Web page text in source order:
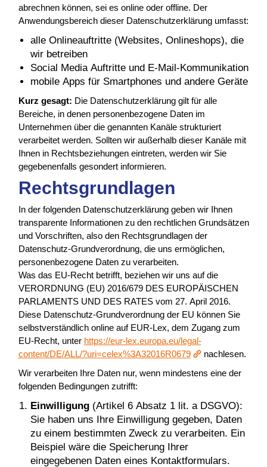
abrechnen können, sei es online oder offline. Der
Anwendungsbereich dieser Datenschutzerklärung umfasst:
alle Onlineauftritte (Websites, Onlineshops), die
wir betreiben
Social Media Auftritte und E-Mail-Kommunikation
mobile Apps für Smartphones und andere Geräte
Kurz gesagt: Die Datenschutzerklärung gilt für alle
Bereiche, in denen personenbezogene Daten im
Unternehmen über die genannten Kanäle strukturiert
verarbeitet werden. Sollten wir außerhalb dieser Kanäle mit
Ihnen in Rechtsbeziehungen eintreten, werden wir Sie
gegebenenfalls gesondert informieren.
Rechtsgrundlagen
In der folgenden Datenschutzerklärung geben wir Ihnen
transparente Informationen zu den rechtlichen Grundsätzen
und Vorschriften, also den Rechtsgrundlagen der
Datenschutz-Grundverordnung, die uns ermöglichen,
personenbezogene Daten zu verarbeiten.
Was das EU-Recht betrifft, beziehen wir uns auf die
VERORDNUNG (EU) 2016/679 DES EUROPÄISCHEN
PARLAMENTS UND DES RATES vom 27. April 2016.
Diese Datenschutz-Grundverordnung der EU können Sie
selbstverständlich online auf EUR-Lex, dem Zugang zum
EU-Recht, unter https://eur-lex.europa.eu/legal-
content/DE/ALL/?uri=celex%3A32016R0679
nachlesen.
Wir verarbeiten Ihre Daten nur, wenn mindestens eine der
folgenden Bedingungen zutrifft:
Einwilligung(Artikel 6 Absatz 1 lit. a DSGVO):
Sie haben uns Ihre Einwilligung gegeben, Daten
zu einem bestimmten Zweck zu verarbeiten. Ein
Beispiel wäre die Speicherung Ihrer
eingegebenen Daten eines Kontaktformulars.